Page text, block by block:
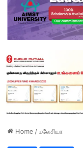
Home /மலேசியா